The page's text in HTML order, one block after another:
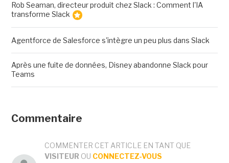
Rob Seaman, directeur produit chez Slack : Comment l'IA
transforme Slack
Agentforce de Salesforce s'intègre un peu plus dans Slack
Après une fuite de données, Disney abandonne Slack pour
Teams
Commentaire
COMMENTER CET ARTICLE EN TANT QUE
VISITEUR OU CONNECTEZ-VOUS